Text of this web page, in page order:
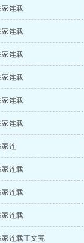
家连载
家连载
家连载
家连载
家连载
家连载
家连
家连载
家连载
家连载
家连载正文完